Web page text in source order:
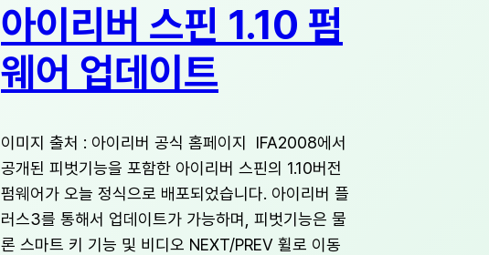
아이리버 스핀 1.10 펌
웨어 업데이트
이미지 출처 : 아이리버 공식 홈페이지 IFA2008에서
공개된 피벗기능을 포함한 아이리버 스핀의 1.10버전
펌웨어가 오늘 정식으로 배포되었습니다. 아이리버 플
러스3를 통해서 업데이트가 가능하며, 피벗기능은 물
론 스마트 키 기능 및 비디오 NEXT/PREV 휠로 이동